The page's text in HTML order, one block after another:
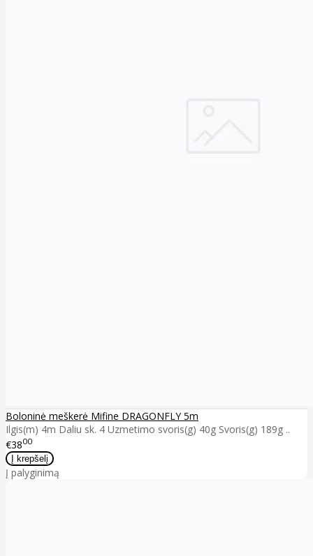
Boloninė meškerė Mifine DRAGONFLY 5m
Ilgis(m) 4m Daliu sk. 4 Uzmetimo svoris(g) 40g Svoris(g) 189g ..
€3800
Į palyginimą